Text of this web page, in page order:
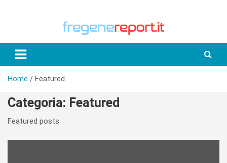
Home Featured
Categoria: Featured
Featured posts